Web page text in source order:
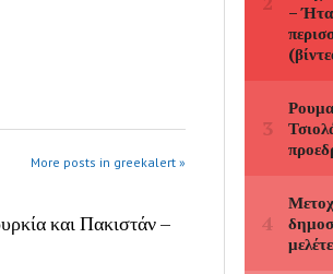
More posts in greekalert »
και Πακιστάν –